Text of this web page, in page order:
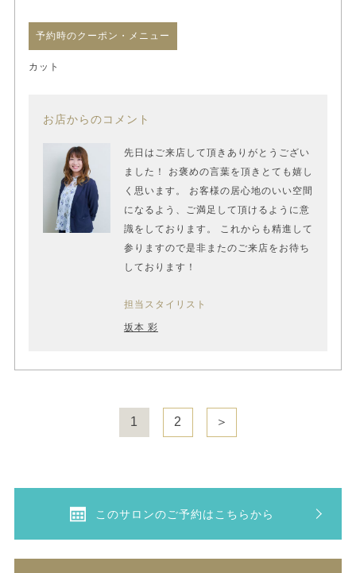
予約時のクーポン・メニュー
カット
お店からのコメント
先日はご来店して頂きありがとうござい
ました！ お褒めの言葉を頂きとても嬉し
く思います。 お客様の居心地のいい空間
になるよう、ご満足して頂けるように意
識をしております。 これからも精進して
参りますので是非またのご来店をお待ち
しております！
担当スタイリスト
坂本 彩
1 2 ＞
このサロンのご予約はこちらから